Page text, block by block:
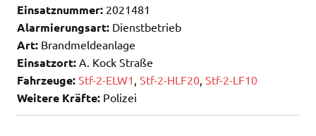
Einsatznummer: 2021481
Alarmierungsart: Dienstbetrieb
Art: Brandmeldeanlage
Einsatzort: A. Kock Straße
Fahrzeuge: Stf-2-ELW1 Stf-2-HLF20 Stf-2-LF10
Weitere Kräfte: Polizei